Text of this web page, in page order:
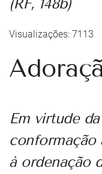
Visualizações: 7113
Em virtude
conformação
à ordenação